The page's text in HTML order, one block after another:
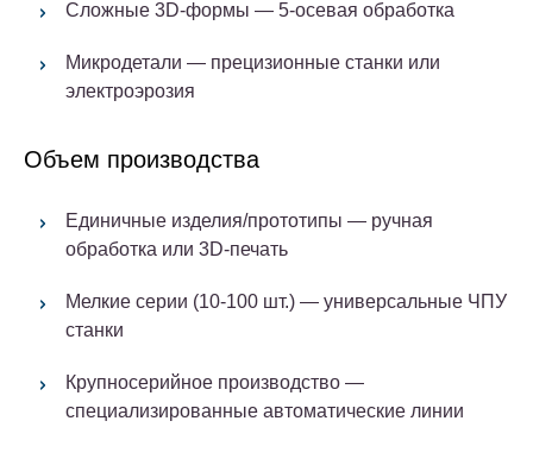
Сложные 3D-формы — 5-осевая обработка
Микродетали — прецизионные станки или
электроэрозия
Объем производства
Единичные изделия/прототипы — ручная
обработка или 3D-печать
Мелкие серии (10-100 шт.) — универсальные ЧПУ
станки
Крупносерийное производство —
специализированные автоматические линии